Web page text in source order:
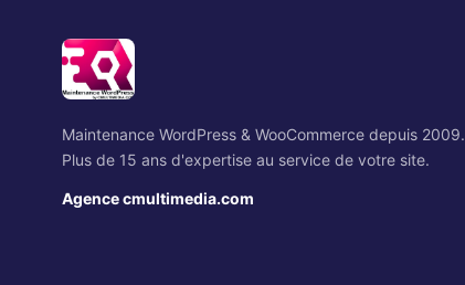
Maintenance WordPress & WooCommerce depuis 2009.
Plus de 15 ans d'expertise au service de votre site.
Agence cmultimedia.com